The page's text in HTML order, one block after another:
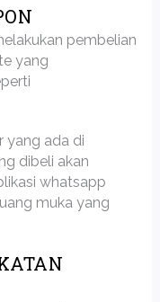
pembelian
yang
yang ada di
dibeli akan
whatsapp
muka yang